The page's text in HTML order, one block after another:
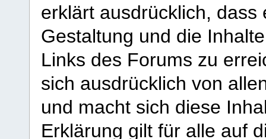
erklärt ausdrücklich,
Gestaltung und die
Links des Forums zu
sich ausdrücklich von
und macht sich diese
Erklärung gilt für alle auf